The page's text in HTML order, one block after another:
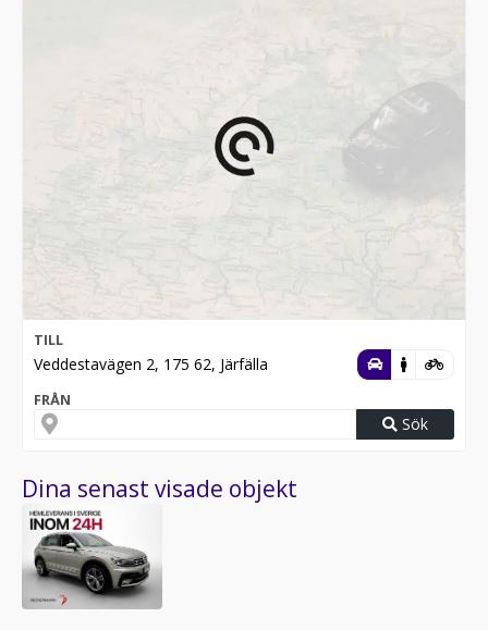
TILL
Veddestavägen 2, 175 62, Järfälla
FRÅN
Sök
Dina senast visade objekt